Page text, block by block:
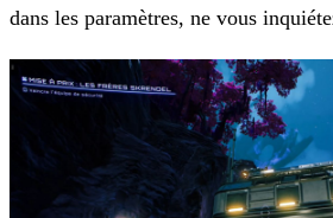
dans les paramètres, ne vous